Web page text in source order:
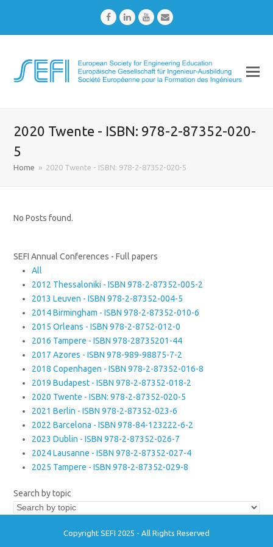
FacebookLinkedInYoutubeEmail
2020 Twente - ISBN: 978-2-87352-020-
5
Home » 2020 Twente - ISBN: 978-2-87352-020-5
No Posts found.
SEFI Annual Conferences - Full papers
All
2012 Thessaloniki - ISBN 978-2-87352-005-2
2013 Leuven - ISBN 978-2-87352-004-5
2014 Birmingham - ISBN 978-2-87352-010-6
2015 Orleans - ISBN 978-2-8752-012-0
2016 Tampere - ISBN 978-28735201-44
2017 Azores - ISBN 978-989-98875-7-2
2018 Copenhagen - ISBN 978-2-87352-016-8
2019 Budapest - ISBN 978-2-87352-018-2
2020 Twente - ISBN: 978-2-87352-020-5
2021 Berlin - ISBN 978-2-87352-023-6
2022 Barcelona - ISBN 978-84-123222-6-2
2023 Dublin - ISBN 978-2-87352-026-7
2024 Lausanne - ISBN 978-2-87352-027-4
2025 Tampere - ISBN 978-2-87352-029-8
Search by topic
Copyright SEFI 2025 - All Rights Reserved